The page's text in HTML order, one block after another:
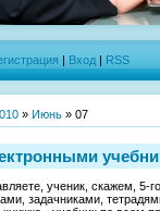
| Вход | RSS
» Июнь » 07
ученик, скажем, 5-
задачниками,